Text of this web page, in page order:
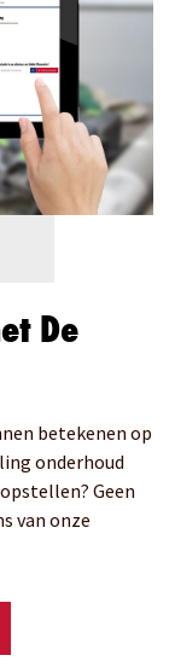
De
betekenen op
onderhoud
Geen
van onze